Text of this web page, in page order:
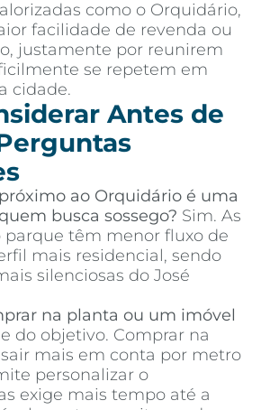
como o Orquidário,
facilidade de revenda ou
justamente por reunirem
se repetem em
cidade.
Antes de
ao Orquidário é uma
busca sossego? Sim. As
parque têm menor fluxo de
mais residencial, sendo
silenciosas do José
na planta ou um imóvel
do objetivo. Comprar na
mais em conta por metro
personalizar o
exige mais tempo até a